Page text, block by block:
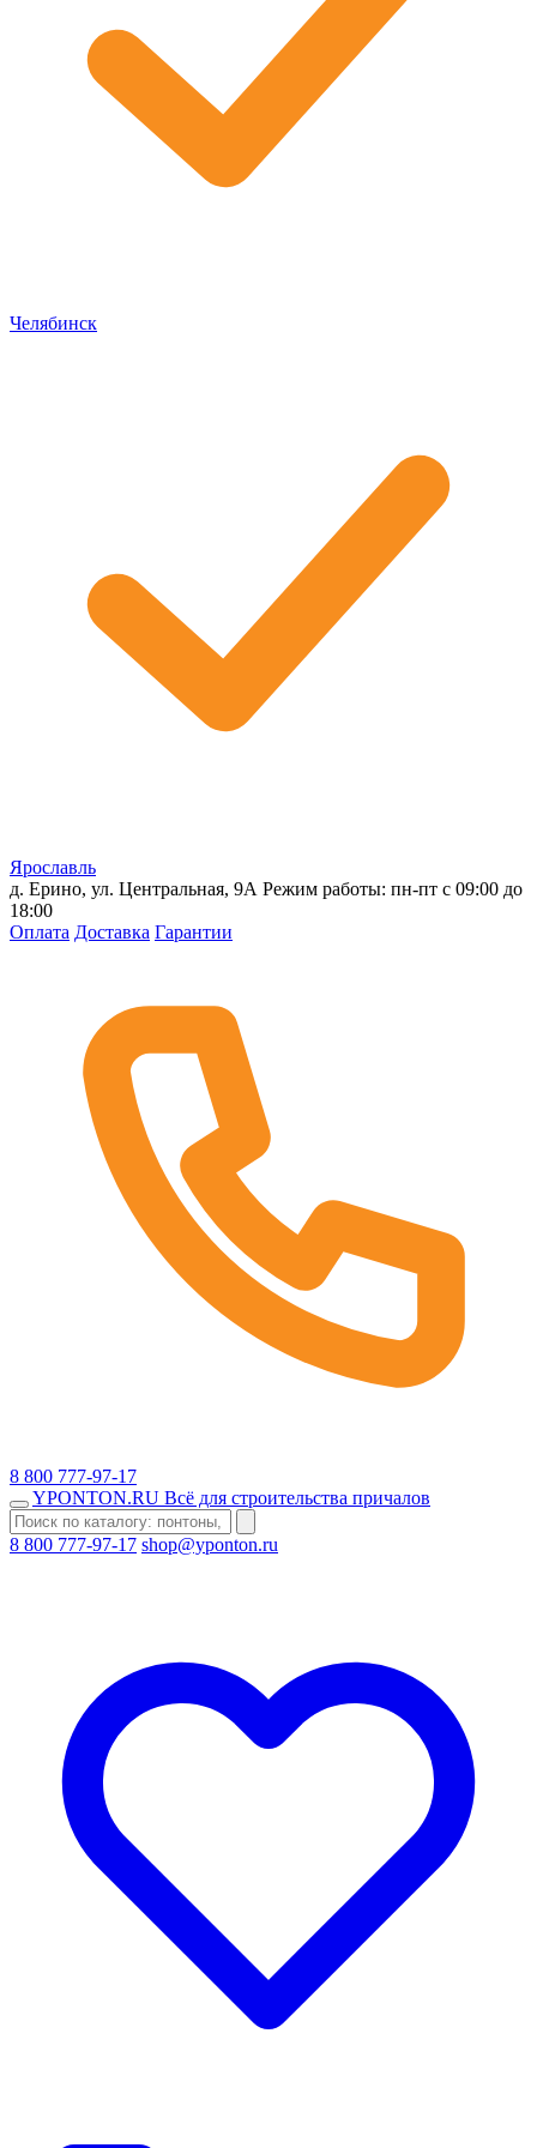
Челябинск
Ярославль
д. Ерино, ул. Центральная, 9А Режим работы: пн-пт с 09:00 до
18:00
Оплата Доставка Гарантии
8 800 777-97-17
YPONTON.RU Всё для строительства причалов
8 800 777-97-17 shop@yponton.ru